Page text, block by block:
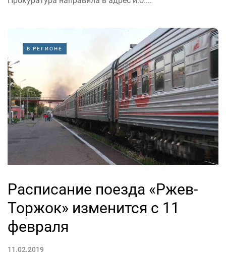
В РЕГИОНЕ
Расписание поезда «Ржев-
Торжок» изменится с 11
февраля
11.02.2019